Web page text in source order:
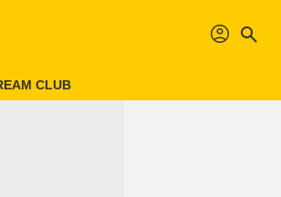
profil search
CLUB